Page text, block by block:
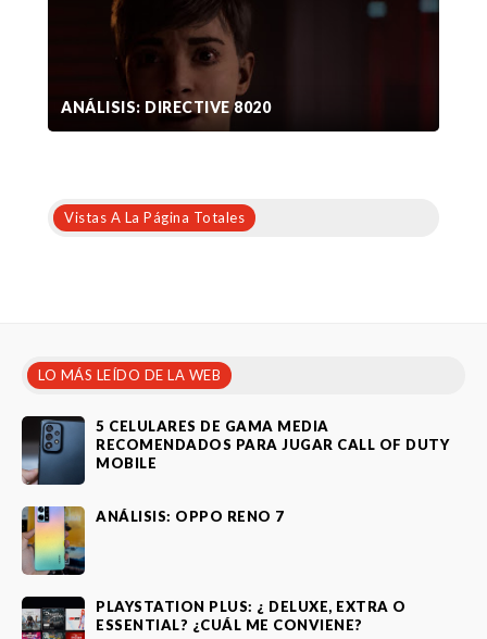
ANÁLISIS: DIRECTIVE 8020
Vistas A La Página Totales
LO MÁS LEÍDO DE LA WEB
5 CELULARES DE GAMA MEDIA
RECOMENDADOS PARA JUGAR CALL OF DUTY
MOBILE
ANÁLISIS: OPPO RENO 7
PLAYSTATION PLUS: ¿ DELUXE, EXTRA O
ESSENTIAL? ¿CUÁL ME CONVIENE?